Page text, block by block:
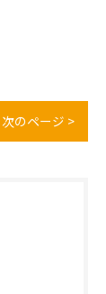
次のページ >